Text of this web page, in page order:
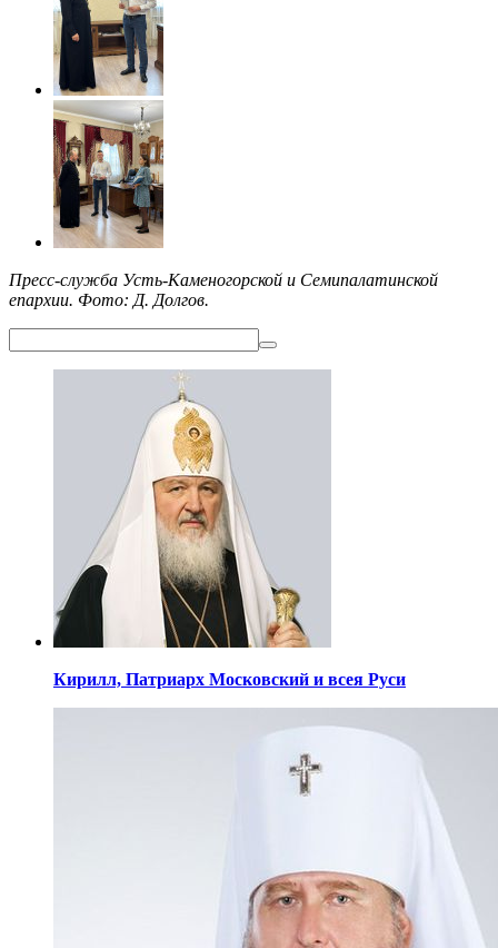
Пресс-служба Усть-Каменогорской и Семипалатинской
епархии. Фото: Д. Долгов.
Кирилл, Патриарх Московский и всея Руси